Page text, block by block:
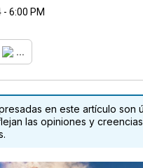
6:00 PM
...
en este artículo son
las opiniones y